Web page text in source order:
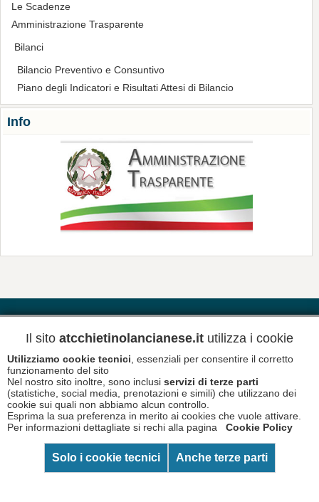
Le Scadenze
Amministrazione Trasparente
Bilanci
Bilancio Preventivo e Consuntivo
Piano degli Indicatori e Risultati Attesi di Bilancio
Info
Newsletter Informativa Privacy
Copyright © 2026 A.T.C. Chietino Lancianese - P.Iva
93017880696
Disclaimer
Informativa Cookies
Il sito atcchietinolancianese.it utilizza i cookie
Utilizziamo cookie tecnici , essenziali per consentire il corretto
funzionamento del sito
Nel nostro sito inoltre, sono inclusi servizi di terze parti
(statistiche, social media, prenotazioni e simili) che utilizzano dei
cookie sui quali non abbiamo alcun controllo.
Esprima la sua preferenza in merito ai cookies che vuole attivare.
Per informazioni dettagliate si rechi alla pagina
Cookie Policy
Solo i cookie tecnici Anche terze parti